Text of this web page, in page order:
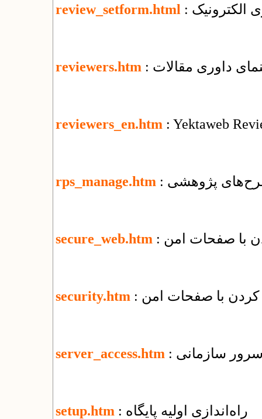
review_setform.html الکترونیک
reviewers.htm داوری مقالات
reviewers_en.htm : Yektaweb
rps_manage.htm پژوهشی
secure_web.htm
security.htm
server_access.htm سرور سازمانی
setup.htm : راه‌اندازی اولیه پایگاه